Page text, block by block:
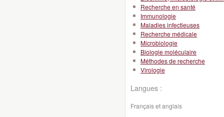
Recherche en santé
Immunologie
Maladies infectieuses
Recherche médicale
Microbiologie
Biologie moléculaire
Méthodes de recherche
Virologie
Langues :
Français et anglais